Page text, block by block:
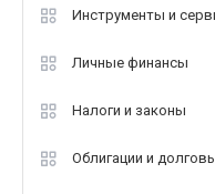
Инструменты и
Личные финансы
Налоги и законы
Облигации и